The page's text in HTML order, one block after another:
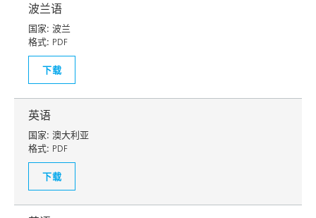
波兰语
国家: 波兰
格式: PDF
下载
英语
国家: 澳大利亚
格式: PDF
下载